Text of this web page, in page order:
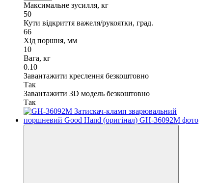
Максимальне зусилля, кг
50
Кути відкриття важеля/рукоятки, град.
66
Хід поршня, мм
10
Вага, кг
0.10
Завантажити креслення безкоштовно
Так
Завантажити 3D модель безкоштовно
Так